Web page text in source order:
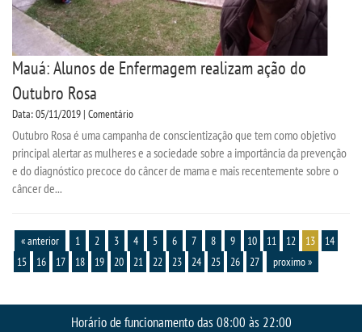
Mauá: Alunos de Enfermagem realizam ação do
Outubro Rosa
Data: 05/11/2019 | Comentário
Outubro Rosa é uma campanha de conscientização que tem como objetivo
principal alertar as mulheres e a sociedade sobre a importância da prevenção
e do diagnóstico precoce do câncer de mama e mais recentemente sobre o
câncer de...
« anterior 1 2 3 4 5 6 7 8 9 10 11 12 13
14
15
16 17 18 19 20 21 22 23 24 25 26 27 proximo »
Horário de funcionamento das 08:00 às 22:00